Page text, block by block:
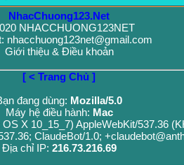
NhacChuong123.Net
NHACCHUONG123NET
nhacchuong123net@gmail.com
Giới thiệu & Điều khoản
[ < Trang Chủ ]
đang dùng: Mozilla/5.0
Máy hệ điều hành: Mac
X 10_15_7) AppleWebKit/537.36
ClaudeBot/1.0;
Địa chỉ IP: 216.73.216.69